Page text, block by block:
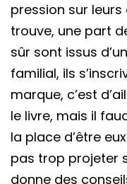
pression sur
trouve, une part
sûr sont issus
familial, ils
marque, c’est
le livre, mais il
la place d’être
pas trop projeter
donne des